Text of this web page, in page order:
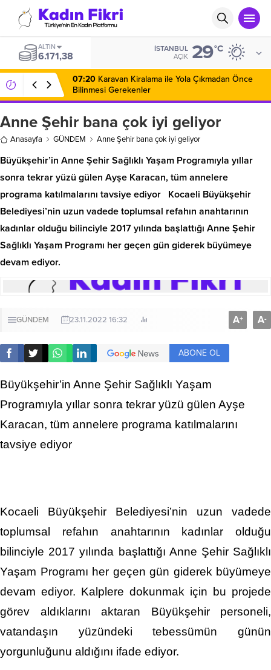
ALTIN
6.171,38
İSTANBUL
AÇIK 29°C
07:20 Karavan Kiralama ile Yola Çıkmadan Önce
Bilinmesi Gerekenler
Anne Şehir bana çok iyi geliyor
Anasayfa GÜNDEM Anne Şehir bana çok iyi geliyor
Büyükşehir’in Anne Şehir Sağlıklı Yaşam Programıyla yıllar
sonra tekrar yüzü gülen Ayşe Karacan, tüm annelere
programa katılmalarını tavsiye ediyor Kocaeli Büyükşehir
Belediyesi’nin uzun vadede toplumsal refahın anahtarının
kadınlar olduğu bilinciyle 2017 yılında başlattığı Anne Şehir
Sağlıklı Yaşam Programı her geçen gün giderek büyümeye
devam ediyor.
GÜNDEM 23.11.2022 16:32 A+ A-
ABONE OL
Büyükşehir’in Anne Şehir Sağlıklı Yaşam
Programıyla yıllar sonra tekrar yüzü gülen Ayşe
Karacan, tüm annelere programa katılmalarını
tavsiye ediyor
Kocaeli Büyükşehir Belediyesi’nin uzun vadede
toplumsal refahın anahtarının kadınlar olduğu
bilinciyle 2017 yılında başlattığı Anne Şehir Sağlıklı
Yaşam Programı her geçen gün giderek büyümeye
devam ediyor. Kalplere dokunmak için bu projede
görev aldıklarını aktaran Büyükşehir personeli,
vatandaşın yüzündeki tebessümün günün
yorgunluğunu aldığını ifade ediyor.